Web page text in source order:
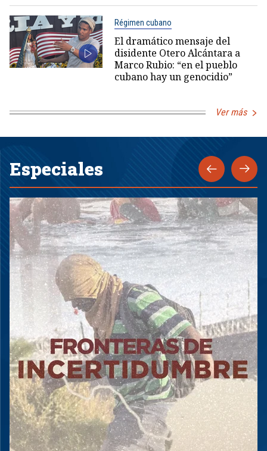
Régimen cubano
El dramático mensaje del
disidente Otero Alcántara a
Marco Rubio: “en el pueblo
cubano hay un genocidio”
Ver más
Especiales